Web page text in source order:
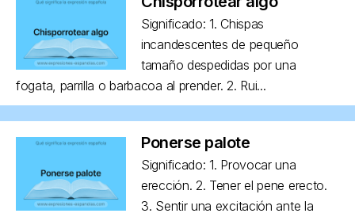
Significado: 1. Chispas
incandescentes de pequeño
tamaño despedidas por una
fogata, parrilla o barbacoa al prender. 2. Rui...
Ponerse palote
Significado: 1. Provocar una
erección. 2. Tener el pene erecto.
3. Sentir una excitación ante la